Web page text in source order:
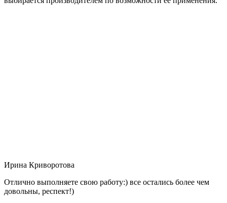
Ирина Криворотова
Отлично выполняете свою работу:) все остались более чем
довольны, респект!)